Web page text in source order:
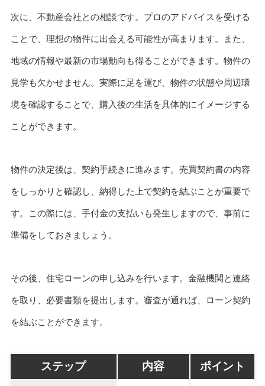
次に、不動産会社との相談です。プロのアドバイスを受ける
ことで、理想の物件に出会える可能性が高まります。また、
地域の情報や最新の市場動向も得ることができます。物件の
見学も欠かせません。実際に足を運び、物件の状態や周辺環
境を確認することで、購入後の生活を具体的にイメージする
ことができます。
物件の決定後は、契約手続きに進みます。売買契約書の内容
をしっかりと確認し、納得した上で契約を結ぶことが重要で
す。この際には、手付金の支払いも発生しますので、事前に
準備をしておきましょう。
その後、住宅ローンの申し込みを行います。金融機関と連絡
を取り、必要書類を提出します。審査が通れば、ローン契約
を結ぶことができます。
ステップ 内容 ポイント